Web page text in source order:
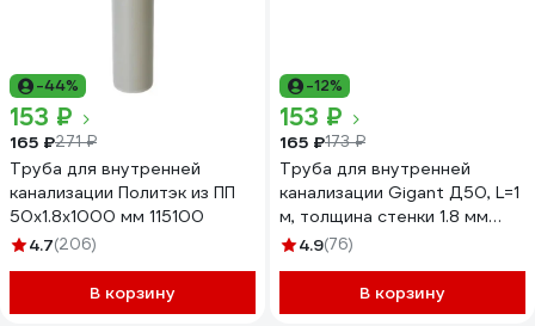
-44%
153 ₽
165 ₽271 ₽
Труба для внутренней
канализации Политэк из ПП
50х1.8х1000 мм 115100
4.7(206)
В корзину
-12%
153 ₽
165 ₽173 ₽
Труба для внутренней
канализации Gigant Д50, L=1
м, толщина стенки 1.8 мм
GSG-22
4.9(76)
В корзину